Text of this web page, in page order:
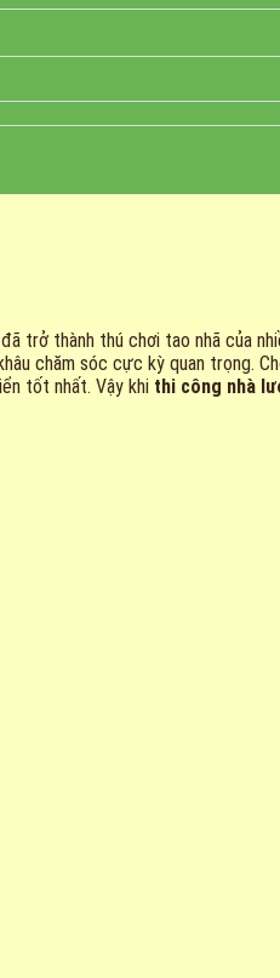
trở thành thú chơi tao nhã của
chăm sóc cực kỳ quan trọng.
tốt nhất. Vậy khi thi công nhà